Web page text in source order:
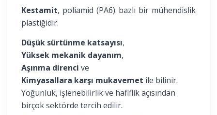
Kestamit, poliamid (PA6) bazlı bir mühendislik
plastiğidir.
Düşük sürtünme katsayısı,
Yüksek mekanik dayanım,
Aşınma direnci ve
Kimyasallara karşı mukavemet ile bilinir.
Yoğunluk, işlenebilirlik ve hafiflik açısından
birçok sektörde tercih edilir.